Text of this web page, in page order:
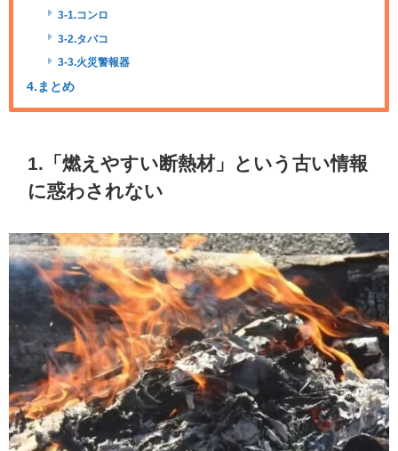
3-1.コンロ
3-2.タバコ
3-3.火災警報器
4.まとめ
1.「燃えやすい断熱材」という古い情報
に惑わされない